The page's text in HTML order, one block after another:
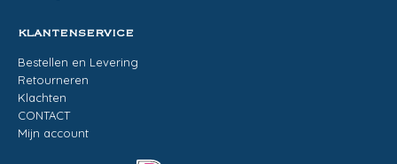
KLANTENSERVICE
Bestellen en Levering
Retourneren
Klachten
CONTACT
Mijn account